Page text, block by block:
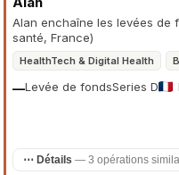
Alan enchaîne les levées de
santé, France)
HealthTech & Digital Health
Levée de fonds
— Series D
⋯ Détails — 3 opérations